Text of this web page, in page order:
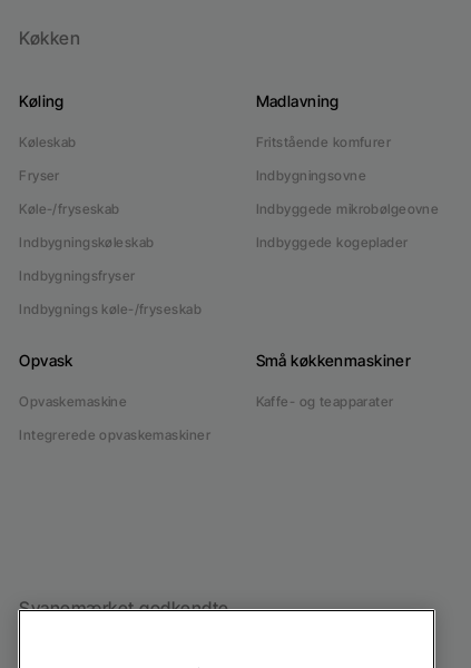
Køkken
Køling
Køleskab
Fryser
Køle-/fryseskab
Indbygningskøleskab
Indbygningsfryser
Indbygnings køle-/fryseskab
Madlavning
Fritstående komfurer
Indbygningsovne
Indbyggede mikrobølgeovne
Indbyggede kogeplader
Opvask
Opvaskemaskine
Integrerede opvaskemaskiner
Små køkkenmaskiner
Kaffe- og teapparater
Svanemærket godkendte